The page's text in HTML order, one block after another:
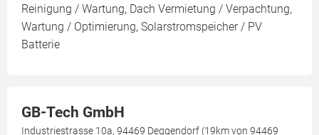
Reinigung / Wartung, Dach Vermietung / Verpachtung,
Wartung / Optimierung, Solarstromspeicher / PV
Batterie
GB-Tech GmbH
Industriestrasse 10a, 94469 Deggendorf (19km von 94469